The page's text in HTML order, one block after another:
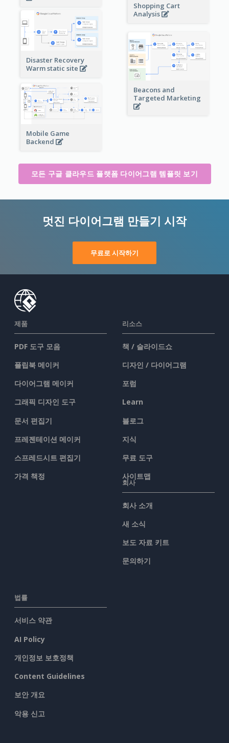
Shopping Cart
Analysis
Disaster Recovery
Warm static site
Beacons and
Targeted Marketing
Mobile Game
Backend
모든 구글 클라우드 플랫폼 다이어그램 템플릿 보기
멋진 다이어그램 만들기 시작
무료로 시작하기
제품
PDF 도구 모음
플립북 메이커
다이어그램 메이커
그래픽 디자인 도구
문서 편집기
프레젠테이션 메이커
스프레드시트 편집기
가격 책정
리소스
책 / 슬라이드쇼
디자인 / 다이어그램
포럼
Learn
블로그
지식
무료 도구
사이트맵
회사
회사 소개
새 소식
보도 자료 키트
문의하기
법률
서비스 약관
AI Policy
개인정보 보호정책
Content Guidelines
보안 개요
악용 신고